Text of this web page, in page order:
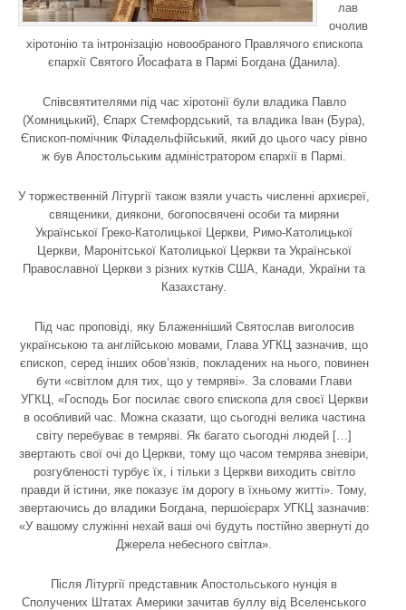
лав
очолив
хіротонію та інтронізацію новообраного Правлячого єпископа
єпархії Святого Йосафата в Пармі Богдана (Данила).
Співсвятителями під час хіротонії були владика Павло
(Хомницький), Єпарх Стемфордський, та владика Іван (Бура),
Єпископ-помічник Філадельфійський, який до цього часу рівно
ж був Апостольським адміністратором єпархії в Пармі.
У торжественній Літургії також взяли участь численні архиєреї,
священики, диякони, богопосвячені особи та миряни
Української Греко-Католицької Церкви, Римо-Католицької
Церкви, Маронітської Католицької Церкви та Української
Православної Церкви з різних кутків США, Канади, України та
Казахстану.
Під час проповіді, яку Блаженніший Святослав виголосив
українською та англійською мовами, Глава УГКЦ зазначив, що
єпископ, серед інших обов’язків, покладених на нього, повинен
бути «світлом для тих, що у темряві». За словами Глави
УГКЦ, «Господь Бог посилає свого єпископа для своєї Церкви
в особливий час. Можна сказати, що сьогодні велика частина
світу перебуває в темряві. Як багато сьогодні людей […]
звертають свої очі до Церкви, тому що часом темрява зневіри,
розгубленості турбує їх, і тільки з Церкви виходить світло
правди й істини, яке показує їм дорогу в їхньому житті». Тому,
звертаючись до владики Богдана, першоієрарх УГКЦ зазначив:
«У вашому служінні нехай ваші очі будуть постійно звернуті до
Джерела небесного світла».
Після Літургії представник Апостольського нунція в
Сполучених Штатах Америки зачитав буллу від Вселенського